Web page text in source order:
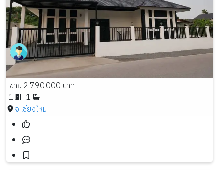
ขาย 2,790,000 บาท
1
1
จ.เชียงใหม่